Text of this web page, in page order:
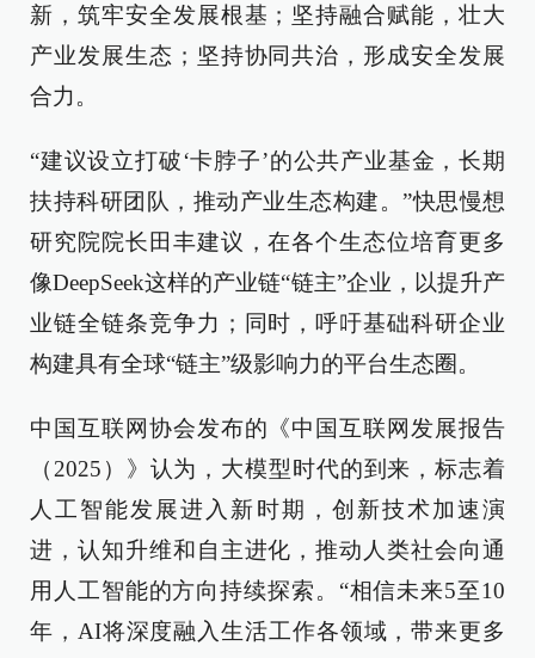
新，筑牢安全发展根基；坚持融合赋能，壮大
产业发展生态；坚持协同共治，形成安全发展
合力。
“建议设立打破‘卡脖子’的公共产业基金，长期
扶持科研团队，推动产业生态构建。”快思慢想
研究院院长田丰建议，在各个生态位培育更多
像DeepSeek这样的产业链“链主”企业，以提升产
业链全链条竞争力；同时，呼吁基础科研企业
构建具有全球“链主”级影响力的平台生态圈。
中国互联网协会发布的《中国互联网发展报告
（2025）》认为，大模型时代的到来，标志着
人工智能发展进入新时期，创新技术加速演
进，认知升维和自主进化，推动人类社会向通
用人工智能的方向持续探索。“相信未来5至10
年，AI将深度融入生活工作各领域，带来更多